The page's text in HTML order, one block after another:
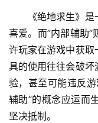
《绝地求生》
喜爱。而”内部辅助
许玩家在游戏中获
具的使用往往会破
验，甚至可能违反
辅助”的概念应运而
坚决抵制。